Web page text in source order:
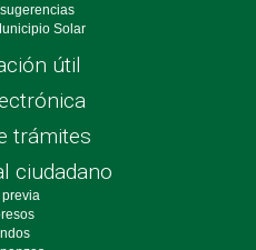
Solar
útil
trámites
ciudadano